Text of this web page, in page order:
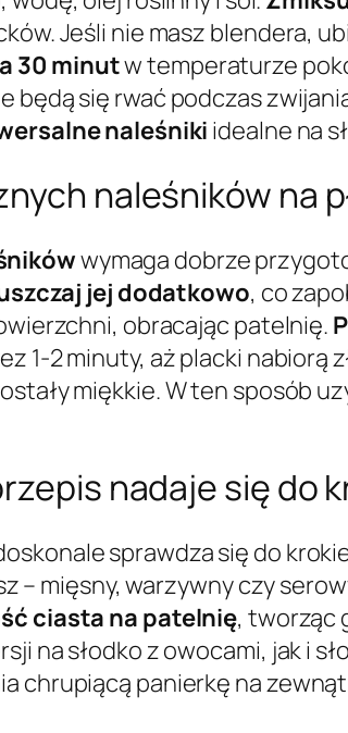
Jeśli nie masz blendera,
30 minutw temperaturze
będą się rwać podczas
naleśnikiidealne na
naleśników na
wymaga dobrze
jej dodatkowo, co
obracając patelnię.
1-2 minuty, aż placki nabiorą
miękkie. W ten sposób
nadaje się do
sprawdza się do
– mięsny, warzywny czy
ciasta na patelnię, tworząc
na słodko z owocami, jak i
chrupiącą panierkę na